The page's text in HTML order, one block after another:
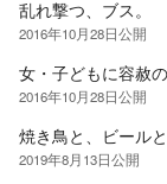
乱れ撃つ、ブス。
2016年10月28日公開
女・子どもに容赦の
2016年10月28日公開
焼き鳥と、ビールと
2019年8月13日公開